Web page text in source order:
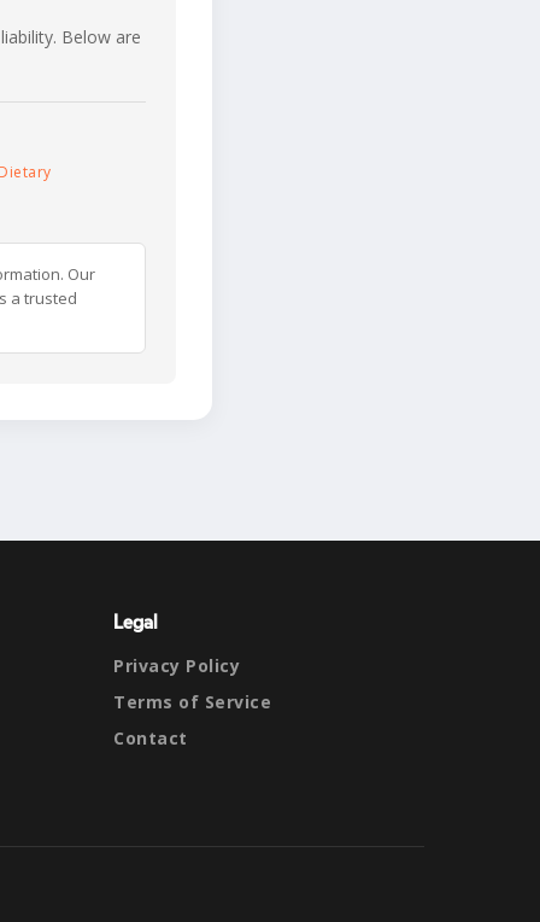
Below are
Our
a trusted
Legal
Privacy Policy
Terms of Service
Contact